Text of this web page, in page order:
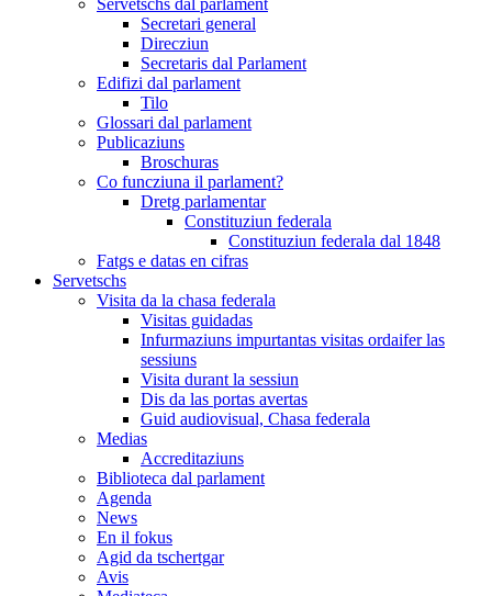
Servetschs dal parlament
Secretari general
Direcziun
Secretaris dal Parlament
Edifizi dal parlament
Tilo
Glossari dal parlament
Publicaziuns
Broschuras
Co funcziuna il parlament?
Dretg parlamentar
Constituziun federala
Constituziun federala dal 1848
Fatgs e datas en cifras
Servetschs
Visita da la chasa federala
Visitas guidadas
Infurmaziuns impurtantas visitas ordaifer las
sessiuns
Visita durant la sessiun
Dis da las portas avertas
Guid audiovisual, Chasa federala
Medias
Accreditaziuns
Biblioteca dal parlament
Agenda
News
En il fokus
Agid da tschertgar
Avis